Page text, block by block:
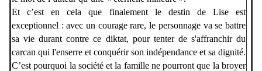
Et c’est en cela que finalement le destin de Lise est
exceptionnel : avec un courage rare, le personnage va se battre
sa vie durant contre ce diktat, pour tenter de s'affranchir du
carcan qui l'enserre et conquérir son indépendance et sa dignité.
C’est pourquoi la société et la famille ne pourront que la broyer